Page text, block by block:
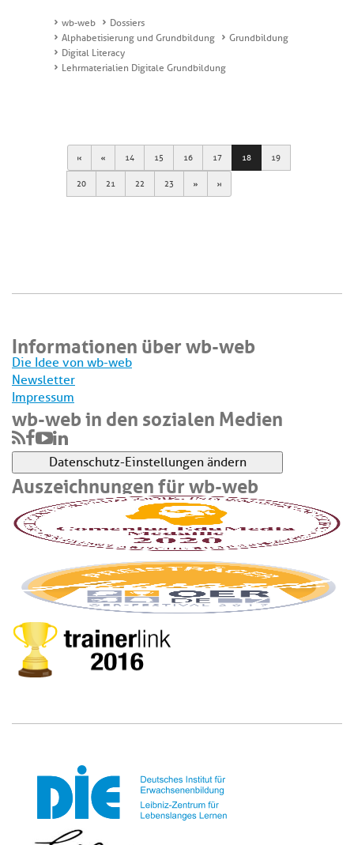
wb-web
Dossiers
Alphabetisierung und Grundbildung
Grundbildung
Digital Literacy
Lehrmaterialien Digitale Grundbildung
First Previous
14 15 16 17 18 19
20 21 22 23 Next Last
Informationen über wb-web
Die Idee von wb-web
Newsletter
Impressum
wb-web in den sozialen Medien
Datenschutz-Einstellungen ändern
Auszeichnungen für wb-web